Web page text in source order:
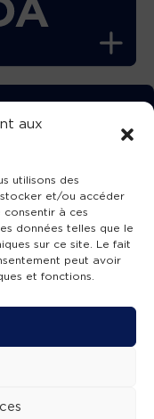
aux
utilisons des
et/ou accéder
consentir à ces
données telles que le
sur ce site. Le fait
peut avoir
et fonctions.
!
!